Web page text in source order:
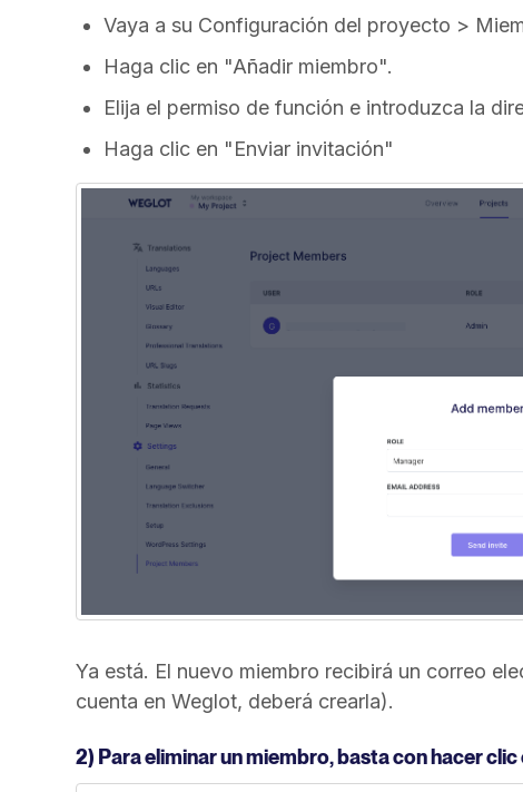
Vaya a su Configuración del proyecto >
Haga clic en "Añadir miembro".
Elija el permiso de función e introduzca la
Haga clic en "Enviar invitación"
Ya está. El nuevo miembro recibirá un correo
cuenta en Weglot, deberá crearla).
2) Para eliminar un miembro, basta con hacer